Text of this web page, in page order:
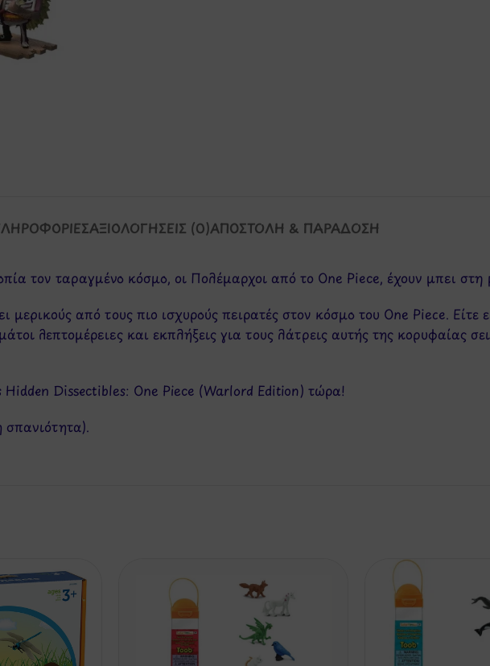
ΑΞΙΟΛΟΓΉΣΕΙΣ (0)ΑΠΟΣΤΟΛΉ & ΠΑΡΆΔΟΣΗ
τον ταραγμένο κόσμο, οι Πολέμαρχοι από το One Piece, έχουν μπει
από τους πιο ισχυρούς πειρατές στον κόσμο του One Piece. Είτε
λεπτομέρειες και εκπλήξεις για τους λάτρεις αυτής της κορυφαίας
Hidden Dissectibles: One Piece (Warlord Edition) τώρα!
σπανιότητα).